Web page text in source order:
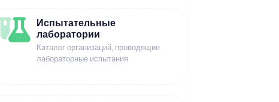
Испытательные
лаборатории
Каталог организаций, проводящие
лабораторные испытания